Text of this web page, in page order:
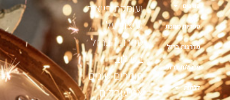
סורגים
ספריות מתכת
מדרגות ברזל
פרגולות ברזל
דלתות
ועוסקת בייצור
ועיצוב על
טהרת הברזל
בשילוב
חומרים שונים
אנו עובדים